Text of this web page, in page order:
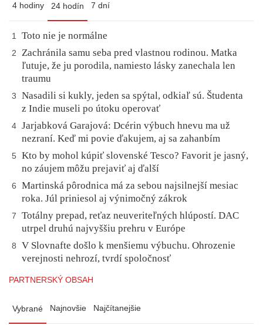
4 hodiny 24 hodín 7 dní
1 Toto nie je normálne
2
Zachránila samu seba pred vlastnou rodinou. Matka
ľutuje, že ju porodila, namiesto lásky zanechala len
traumu
3
Nasadili si kukly, jeden sa spýtal, odkiaľ sú. Študenta
z Indie museli po útoku operovať
4 Jarjabková Garajová: Dcérin výbuch hnevu ma už
nezraní. Keď mi povie ďakujem, aj sa zahanbím
5
Kto by mohol kúpiť slovenské Tesco? Favorit je jasný,
no záujem môžu prejaviť aj ďalší
6
Martinská pôrodnica má za sebou najsilnejší mesiac
roka. Júl priniesol aj výnimočný zákrok
7
Totálny prepad, reťaz neuveriteľných hlúpostí. DAC
utrpel druhú najvyššiu prehru v Európe
8
V Slovnafte došlo k menšiemu výbuchu. Ohrozenie
verejnosti nehrozí, tvrdí spoločnosť
PARTNERSKÝ OBSAH
Vybrané Najnovšie Najčítanejšie